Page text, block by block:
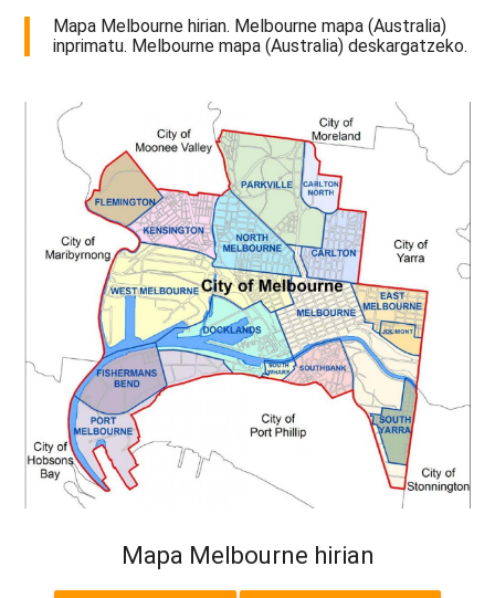
Mapa Melbourne hirian. Melbourne mapa (Australia)
inprimatu. Melbourne mapa (Australia) deskargatzeko.
Mapa Melbourne hirian